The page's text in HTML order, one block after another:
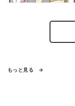
もっと見る